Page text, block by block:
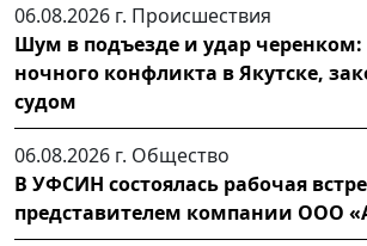
06.08.2026 г. Происшествия
Шум в подъезде и удар черенком:
ночного конфликта в Якутске,
судом
06.08.2026 г. Общество
В УФСИН состоялась рабочая
представителем компании ООО